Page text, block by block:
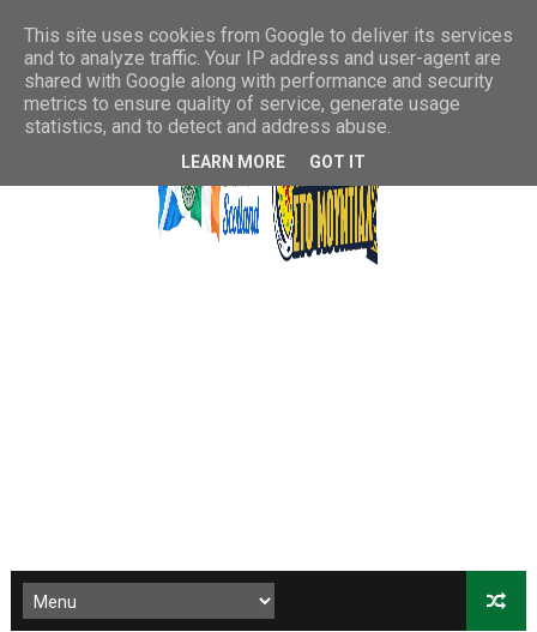
This site uses cookies from Google to deliver its services
and to analyze traffic. Your IP address and user-agent are
shared with Google along with performance and security
metrics to ensure quality of service, generate usage
statistics, and to detect and address abuse.
LEARN MORE GOT IT